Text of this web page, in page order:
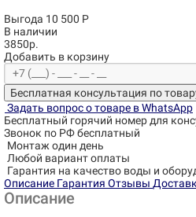
Выгода 10 500 Р
В наличии
3850р.
Добавить в корзину
Бесплатная консультация по
Задать вопрос о товаре в WhatsApp
Бесплатный горячий номер для
Звонок по РФ бесплатный
Монтаж один день
Любой вариант оплаты
Гарантия на качество воды и
Описание Гарантия Отзывы
Описание